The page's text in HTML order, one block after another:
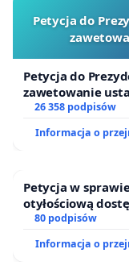
Petycja do
Petycja do
zawetowanie
26 358 podpisów
Informacja o
Petycja w
otyłościową
oraz programów
80 podpisów
Informacja o